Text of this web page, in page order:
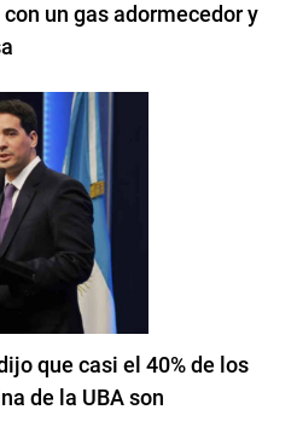
un gas adormecedor y
que casi el 40% de los
de la UBA son